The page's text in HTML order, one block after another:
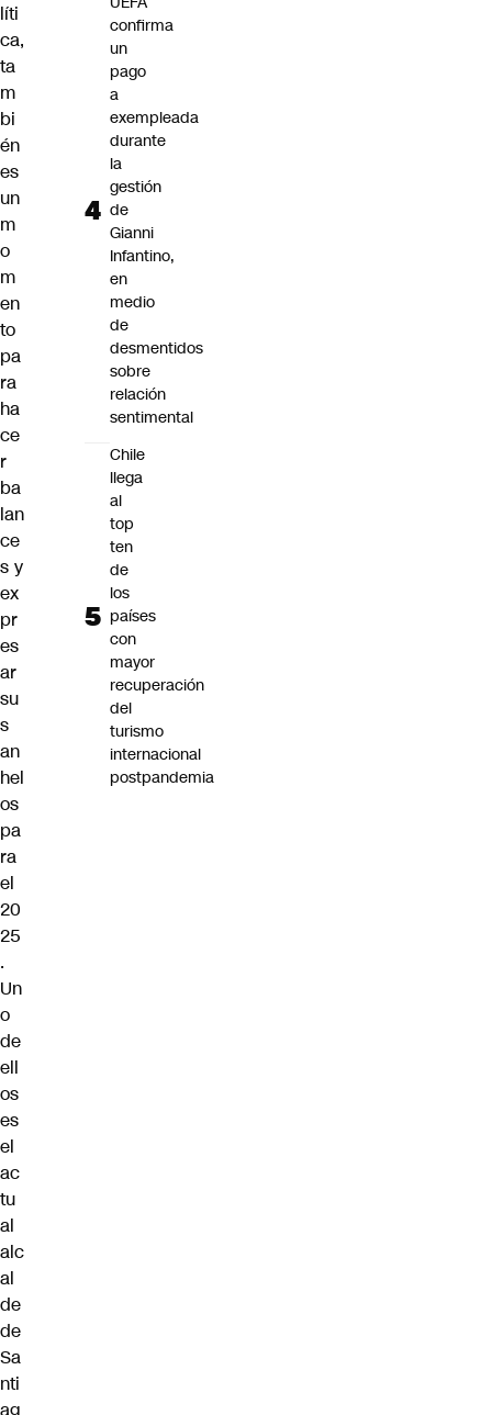
líti
ca,
ta
m
bi
én
es
un
m
o
m
en
to
pa
ra
ha
ce
r
ba
lan
ce
s y
ex
pr
es
ar
su
s
an
hel
os
pa
ra
el
20
25
.
Un
o
de
ell
os
es
el
ac
tu
al
alc
al
de
de
Sa
nti
ag
confirma
un
pago
a
exempleada
durante
la
gestión
de
Gianni
Infantino,
en
medio
de
desmentidos
sobre
relación
sentimental
Chile
llega
al
top
ten
de
los
países
con
mayor
recuperación
del
turismo
internacional
postpandemia